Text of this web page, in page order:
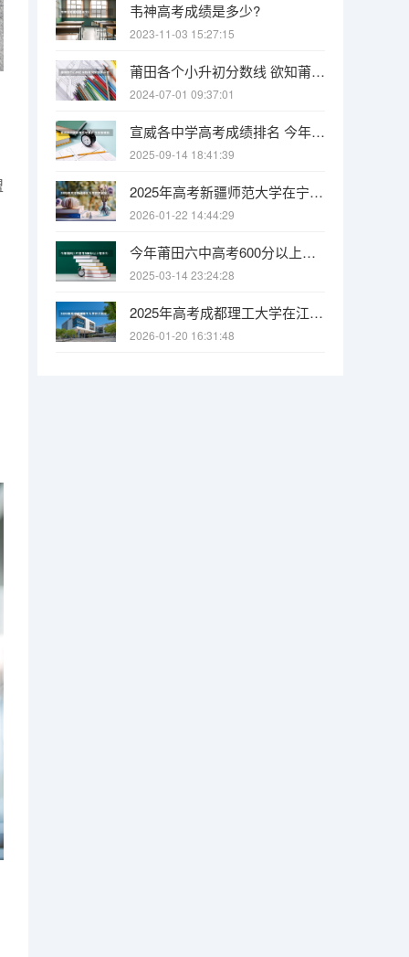
韦神高考成绩是多少?
2023-11-03 15:27:15
莆田各个小升初分数线 欲知莆田一中、二中、四中、五中、六中、八中、十中等学校中考的统招和择校的分数线！
2024-07-01 09:37:01
宣威各中学高考成绩排名 今年宣威杨柳高考成绩单
2025-09-14 18:41:39
2025年高考新疆师范大学在宁夏投档分数线
2026-01-22 14:44:29
今年莆田六中高考600分以上有多少人
2025-03-14 23:24:28
2025年高考成都理工大学在江苏投档分数线
2026-01-20 16:31:48